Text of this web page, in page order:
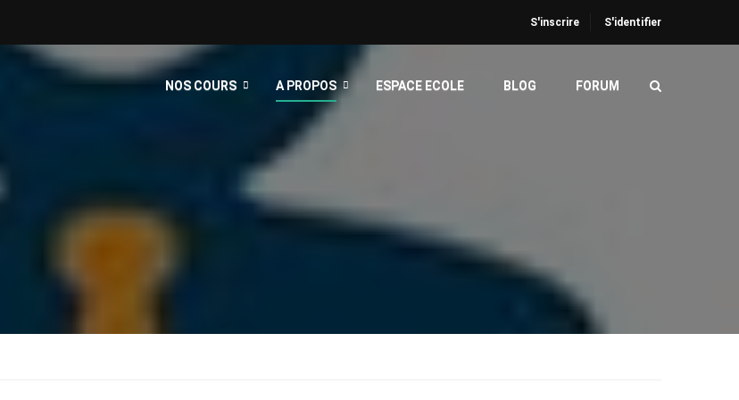
S'inscrire S'identifier
NOS COURS A PROPOS ESPACE ECOLE BLOG FORUM